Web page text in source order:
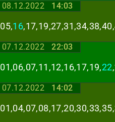
08.12.2022 14:03
05,16
07.12.2022 22:03
01,06,07,11,12,16,17,19,22
07.12.2022 14:02